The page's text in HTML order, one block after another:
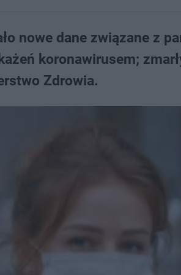
nowe dane związane z
koronawirusem;
Zdrowia.